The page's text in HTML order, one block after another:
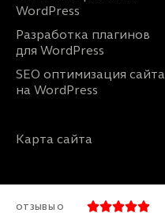
WordPress
Разработка плагинов
для WordPress
SEO оптимизация сайта
на WordPress
Карта сайта
ОТЗЫВЫ О
